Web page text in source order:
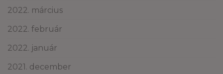
2022. március
2022. február
2022. január
2021. december